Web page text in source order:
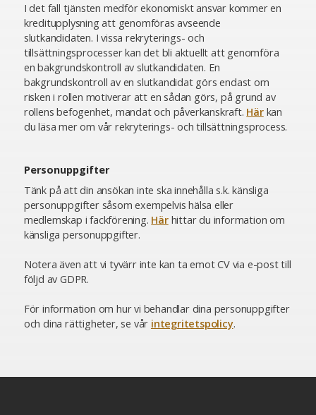
I det fall tjänsten medför ekonomiskt ansvar kommer en
kreditupplysning att genomföras avseende
slutkandidaten. I vissa rekryterings- och
tillsättningsprocesser kan det bli aktuellt att genomföra
en bakgrundskontroll av slutkandidaten. En
bakgrundskontroll av en slutkandidat görs endast om
risken i rollen motiverar att en sådan görs, på grund av
rollens befogenhet, mandat och påverkanskraft. Härkan
du läsa mer om vår rekryterings- och tillsättningsprocess.
Personuppgifter
Tänk på att din ansökan inte ska innehålla s.k. känsliga
personuppgifter såsom exempelvis hälsa eller
medlemskap i fackförening. Härhittar du information om
känsliga personuppgifter.
Notera även att vi tyvärr inte kan ta emot CV via e-post till
följd av GDPR.
För information om hur vi behandlar dina personuppgifter
och dina rättigheter, se vår integritetspolicy.